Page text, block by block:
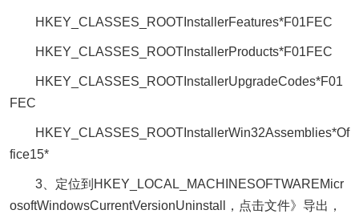
HKEY_CLASSES_ROOTInstallerFeatures*F01FEC
HKEY_CLASSES_ROOTInstallerProducts*F01FEC
HKEY_CLASSES_ROOTInstallerUpgradeCodes*F01
FEC
HKEY_CLASSES_ROOTInstallerWin32Assemblies*Of
fice15*
3、定位到HKEY_LOCAL_MACHINESOFTWAREMicr
osoftWindowsCurrentVersionUninstall，点击文件》导出，